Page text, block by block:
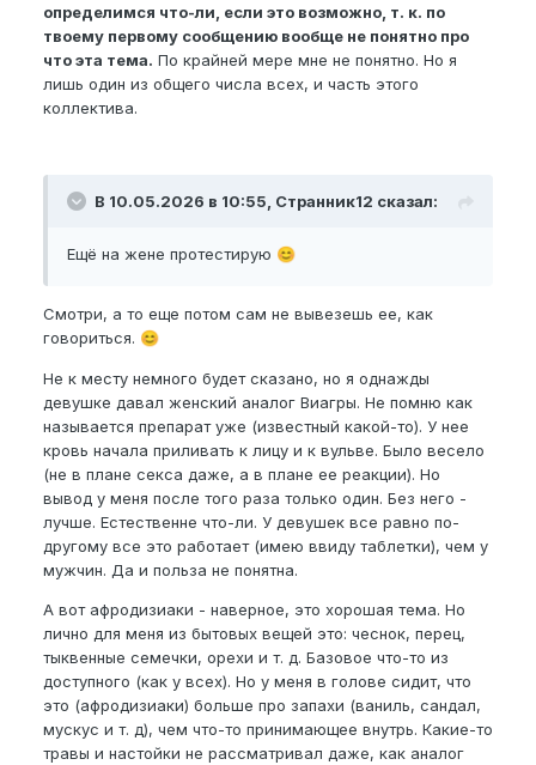
определимся что-ли, если это возможно, т. к. по
твоему первому сообщению вообще не понятно про
что эта тема. По крайней мере мне не понятно. Но я
лишь один из общего числа всех, и часть этого
коллектива.
В 10.05.2026 в 10:55, Странник12 сказал:
Ещё на жене протестирую 😊
Смотри, а то еще потом сам не вывезешь ее, как
говориться. 😊
Не к месту немного будет сказано, но я однажды
девушке давал женский аналог Виагры. Не помню как
называется препарат уже (известный какой-то). У нее
кровь начала приливать к лицу и к вульве. Было весело
(не в плане секса даже, а в плане ее реакции). Но
вывод у меня после того раза только один. Без него -
лучше. Естественне что-ли. У девушек все равно по-
другому все это работает (имею ввиду таблетки), чем у
мужчин. Да и польза не понятна.
А вот афродизиаки - наверное, это хорошая тема. Но
лично для меня из бытовых вещей это: чеснок, перец,
тыквенные семечки, орехи и т. д. Базовое что-то из
доступного (как у всех). Но у меня в голове сидит, что
это (афродизиаки) больше про запахи (ваниль, сандал,
мускус и т. д), чем что-то принимающее внутрь. Какие-то
травы и настойки не рассматривал даже, как аналог